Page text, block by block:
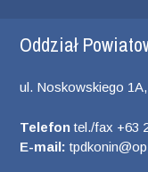
Oddział
ul. Noskowskiego
Telefontel./fax +63
E-mail: